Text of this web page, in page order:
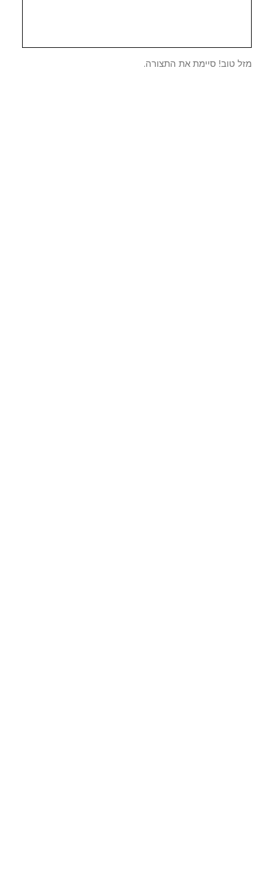
טוב! סיימת את התצורה.